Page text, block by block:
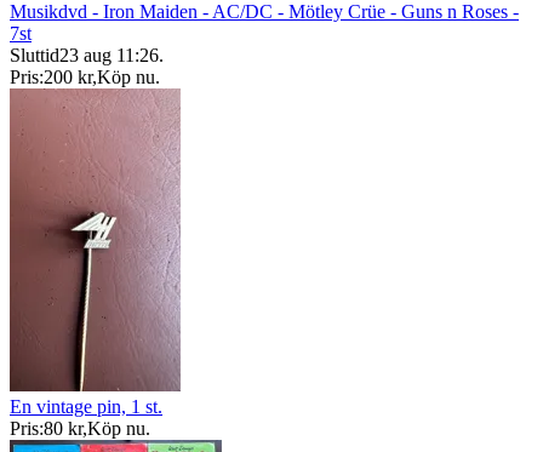
Musikdvd - Iron Maiden - AC/DC - Mötley Crüe - Guns n Roses -
7st
Sluttid23 aug 11:26.
Pris:200 kr,Köp nu.
En vintage pin, 1 st.
Pris:80 kr,Köp nu.